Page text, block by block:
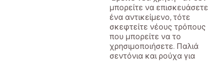
μπορείτε να επισκευάσετε
ένα αντικείμενο, τότε
σκεφτείτε νέους τρόπους
που μπορείτε να το
χρησιμοποιήσετε. Παλιά
σεντόνια και ρούχα για